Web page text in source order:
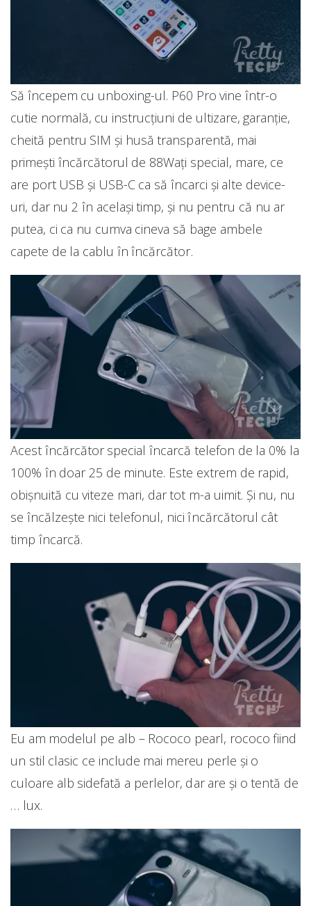
Să începem cu unboxing-ul. P60 Pro vine într-o
cutie normală, cu instrucțiuni de ultizare, garanție,
cheită pentru SIM și husă transparentă, mai
primești încărcătorul de 88Wați special, mare, ce
are port USB și USB-C ca să încarci și alte device-
uri, dar nu 2 în același timp, și nu pentru că nu ar
putea, ci ca nu cumva cineva să bage ambele
capete de la cablu în încărcător.
Acest încărcător special încarcă telefon de la 0% la
100% în doar 25 de minute. Este extrem de rapid,
obișnuită cu viteze mari, dar tot m-a uimit. Și nu, nu
se încălzește nici telefonul, nici încărcătorul cât
timp încarcă.
Eu am modelul pe alb – Rococo pearl, rococo fiind
un stil clasic ce include mai mereu perle și o
culoare alb sidefată a perlelor, dar are și o tentă de
… lux.